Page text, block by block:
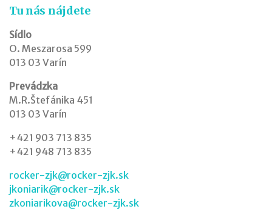
Tu nás nájdete
Sídlo
O. Meszarosa 599
013 03 Varín
Prevádzka
M.R.Štefánika 451
013 03 Varín
+421 903 713 835
+421 948 713 835
rocker-zjk@rocker-zjk.sk
jkoniarik@rocker-zjk.sk
zkoniarikova@rocker-zjk.sk